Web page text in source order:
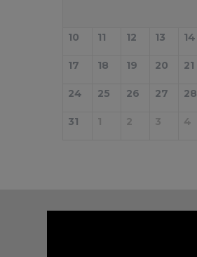
10 11 12 13 14
17 18 19 20 21
24 25 26 27 28
31 1 2 3 4